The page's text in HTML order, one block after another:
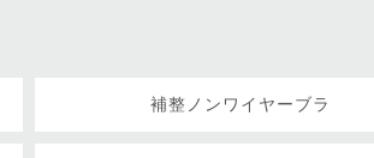
補整ノンワイヤーブラ